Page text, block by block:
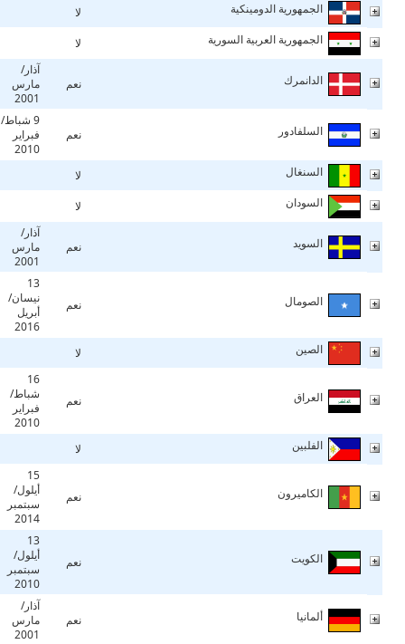
الجمهورية الدومينكية
الجمهورية العربية السورية
الدانمرك نعم
آذار/
مارس
2001
السلفادور نعم
9 شباط/
فبراير
2010
السنغال
السودان
السويد نعم
آذار/
مارس
2001
الصومال نعم
13
نيسان/
أبريل
2016
الصين
العراق نعم
16
شباط/
فبراير
2010
الفلبين
الكاميرون نعم
15
أيلول/
سبتمبر
2014
الكويت نعم
13
أيلول/
سبتمبر
2010
ألمانيا نعم
آذار/
مارس
2001